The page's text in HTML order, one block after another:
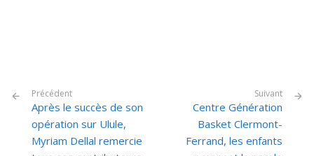
Précédent
Après le succès de son
opération sur Ulule,
Myriam Dellal remercie
Suivant
Centre Génération
Basket Clermont-
Ferrand, les enfants